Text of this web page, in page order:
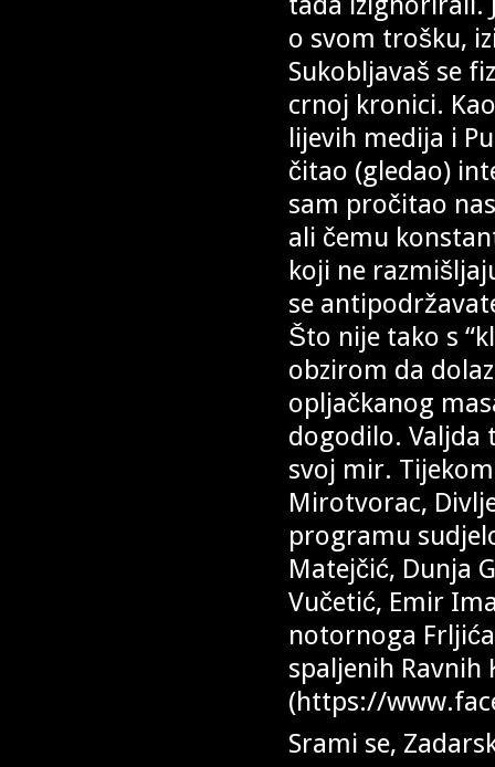
o svom trošku,
Sukobljavaš se
crnoj kronici.
lijevih medija i
čitao (gledao)
sam pročitao
ali čemu
koji ne
se
Što nije tako s
obzirom da
opljačkanog
dogodilo. Valjda
svoj mir.
Mirotvorac,
programu
Matejčić, Dunja
Vučetić, Emir
notornoga
spaljenih Ravnih
(https://
Srami se,